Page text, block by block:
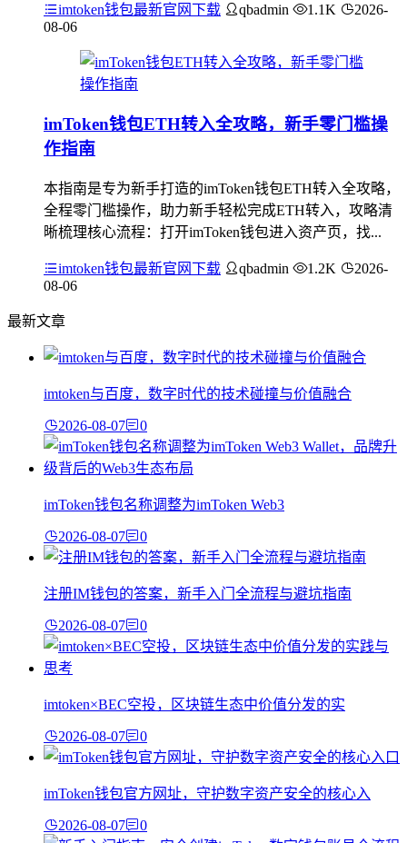
imtoken钱包最新官网下载 qbadmin 1.1K
2026-
08-06
imToken钱包ETH转入全攻略，新手零门槛操
作指南
本指南是专为新手打造的imToken钱包ETH转入全攻略，
全程零门槛操作，助力新手轻松完成ETH转入，攻略清
晰梳理核心流程：打开imToken钱包进入资产页，找...
imtoken钱包最新官网下载 qbadmin 1.2K
2026-
08-06
最新文章
imtoken与百度，数字时代的技术碰撞与价值融合
2026-08-07 0
imToken钱包名称调整为imToken Web3
2026-08-07 0
注册IM钱包的答案，新手入门全流程与避坑指南
2026-08-07 0
imtoken×BEC空投，区块链生态中价值分发的实
2026-08-07 0
imToken钱包官方网址，守护数字资产安全的核心入
2026-08-07 0